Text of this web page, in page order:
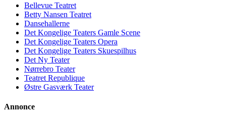
Bellevue Teatret
Betty Nansen Teatret
Dansehallerne
Det Kongelige Teaters Gamle Scene
Det Kongelige Teaters Opera
Det Kongelige Teaters Skuespilhus
Det Ny Teater
Nørrebro Teater
Teatret Republique
Østre Gasværk Teater
Annonce